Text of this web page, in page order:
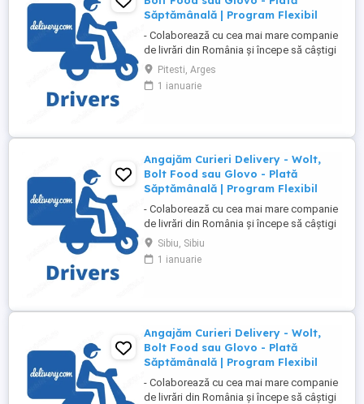
Săptămânală | Program Flexibil
- Colaborează cu cea mai mare companie
de livrări din România și începe să câștigi
rapid! - Cerințe: Minim 18 ani Mijloc de
transport propriu (mașină, scuter,
motocicletă sau bicicletă) Telefon mobil
atractive ...
Pitesti, Arges
1 ianuarie
Angajăm Curieri Delivery - Wolt,
Bolt Food sau Glovo - Plată
Săptămânală | Program Flexibil
- Colaborează cu cea mai mare companie
de livrări din România și începe să câștigi
rapid! - Cerințe: Minim 18 ani Mijloc de
transport propriu (mașină, scuter,
motocicletă sau bicicletă) Telefon mobil
atractive ...
Sibiu, Sibiu
1 ianuarie
Angajăm Curieri Delivery - Wolt,
Bolt Food sau Glovo - Plată
Săptămânală | Program Flexibil
- Colaborează cu cea mai mare companie
de livrări din România și începe să câștigi